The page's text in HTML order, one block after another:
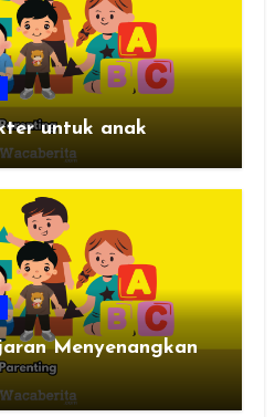
untuk anak
Menyenangkan